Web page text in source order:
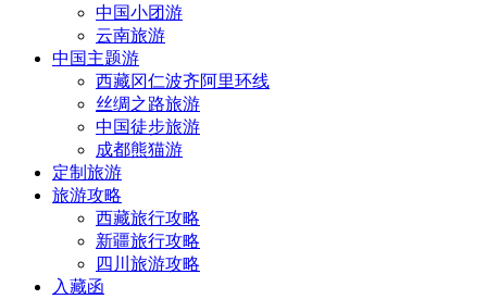
中国小团游
云南旅游
中国主题游
西藏冈仁波齐阿里环线
丝绸之路旅游
中国徒步旅游
成都熊猫游
定制旅游
旅游攻略
西藏旅行攻略
新疆旅行攻略
四川旅游攻略
入藏函